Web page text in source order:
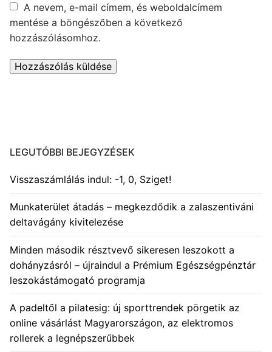
A nevem, e-mail címem, és weboldalcímem
mentése a böngészőben a következő
hozzászólásomhoz.
LEGUTÓBBI BEJEGYZÉSEK
Visszaszámlálás indul: -1, 0, Sziget!
Munkaterület átadás – megkezdődik a zalaszentiváni
deltavágány kivitelezése
Minden második résztvevő sikeresen leszokott a
dohányzásról – újraindul a Prémium Egészségpénztár
leszokástámogató programja
A padeltől a pilatesig: új sporttrendek pörgetik az
online vásárlást Magyarországon, az elektromos
rollerek a legnépszerűbbek